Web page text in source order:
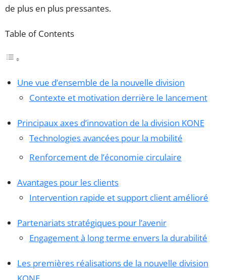
de plus en plus pressantes.
Table of Contents
Une vue d’ensemble de la nouvelle division
Contexte et motivation derrière le lancement
Principaux axes d’innovation de la division KONE
Technologies avancées pour la mobilité
Renforcement de l’économie circulaire
Avantages pour les clients
Intervention rapide et support client amélioré
Partenariats stratégiques pour l’avenir
Engagement à long terme envers la durabilité
Les premières réalisations de la nouvelle division